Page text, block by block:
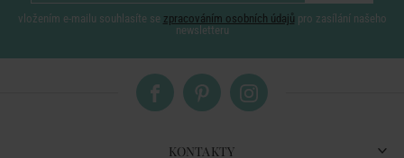
vložením e-mailu souhlasíte se zpracováním osobních údajů pro zasílání našeho
newsletteru
KONTAKTY